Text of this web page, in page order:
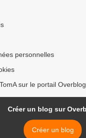
personnelles
sur le portail Overblog
Créer un blog sur
Créer un blog